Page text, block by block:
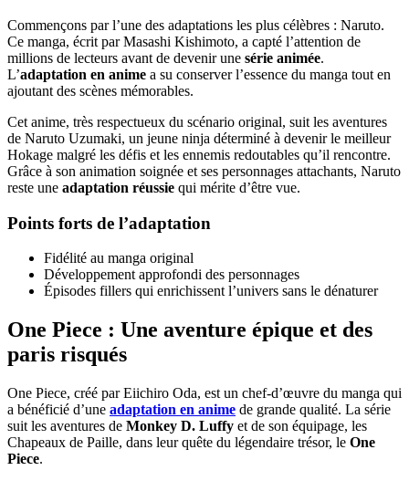
Commençons par l’une des adaptations les plus célèbres : Naruto.
Ce manga, écrit par Masashi Kishimoto, a capté l’attention de
millions de lecteurs avant de devenir une série animée.
L’adaptation en anime a su conserver l’essence du manga tout en
ajoutant des scènes mémorables.
Cet anime, très respectueux du scénario original, suit les aventures
de Naruto Uzumaki, un jeune ninja déterminé à devenir le meilleur
Hokage malgré les défis et les ennemis redoutables qu’il rencontre.
Grâce à son animation soignée et ses personnages attachants, Naruto
reste une adaptation réussie qui mérite d’être vue.
Points forts de l’adaptation
Fidélité au manga original
Développement approfondi des personnages
Épisodes fillers qui enrichissent l’univers sans le dénaturer
One Piece : Une aventure épique et des
paris risqués
One Piece, créé par Eiichiro Oda, est un chef-d’œuvre du manga qui
a bénéficié d’une adaptation en anime de grande qualité. La série
suit les aventures de Monkey D. Luffy et de son équipage, les
Chapeaux de Paille, dans leur quête du légendaire trésor, le One
Piece.